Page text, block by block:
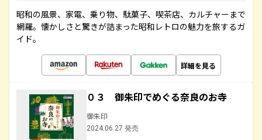
昭和の風景、家電、乗り物、駄菓子、喫茶店、カルチャーまで
網羅。懐かしさと驚きが詰まった昭和レトロの魅力を旅するガ
イド。
詳細を見る
０３ 御朱印でめぐる奈良のお寺
御朱印
2024.06.27 発売